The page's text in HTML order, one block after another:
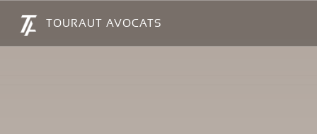
TOURAUT AVOCATS